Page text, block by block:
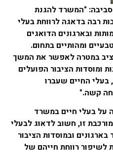
"המשרד להגנת
רבה בדאגה לרווחת בעלי
ובארגונים הדואגים
ומהותיים בתחום.
במטרה לאפשר את המשך
ומוסדות הציבור הפועלים
בעלי החיים שעברו
קשה."
על בעלי חיים במשרד
זו, חשוב לדאוג לבעלי
ובמוסדות הציבור
לשיפור רווחת חייהם של